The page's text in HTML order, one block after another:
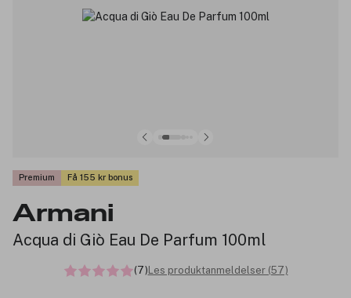
Premium Få 155 kr bonus
Armani
Acqua di Giò Eau De Parfum 100ml
(7)Les produktanmeldelser (57)